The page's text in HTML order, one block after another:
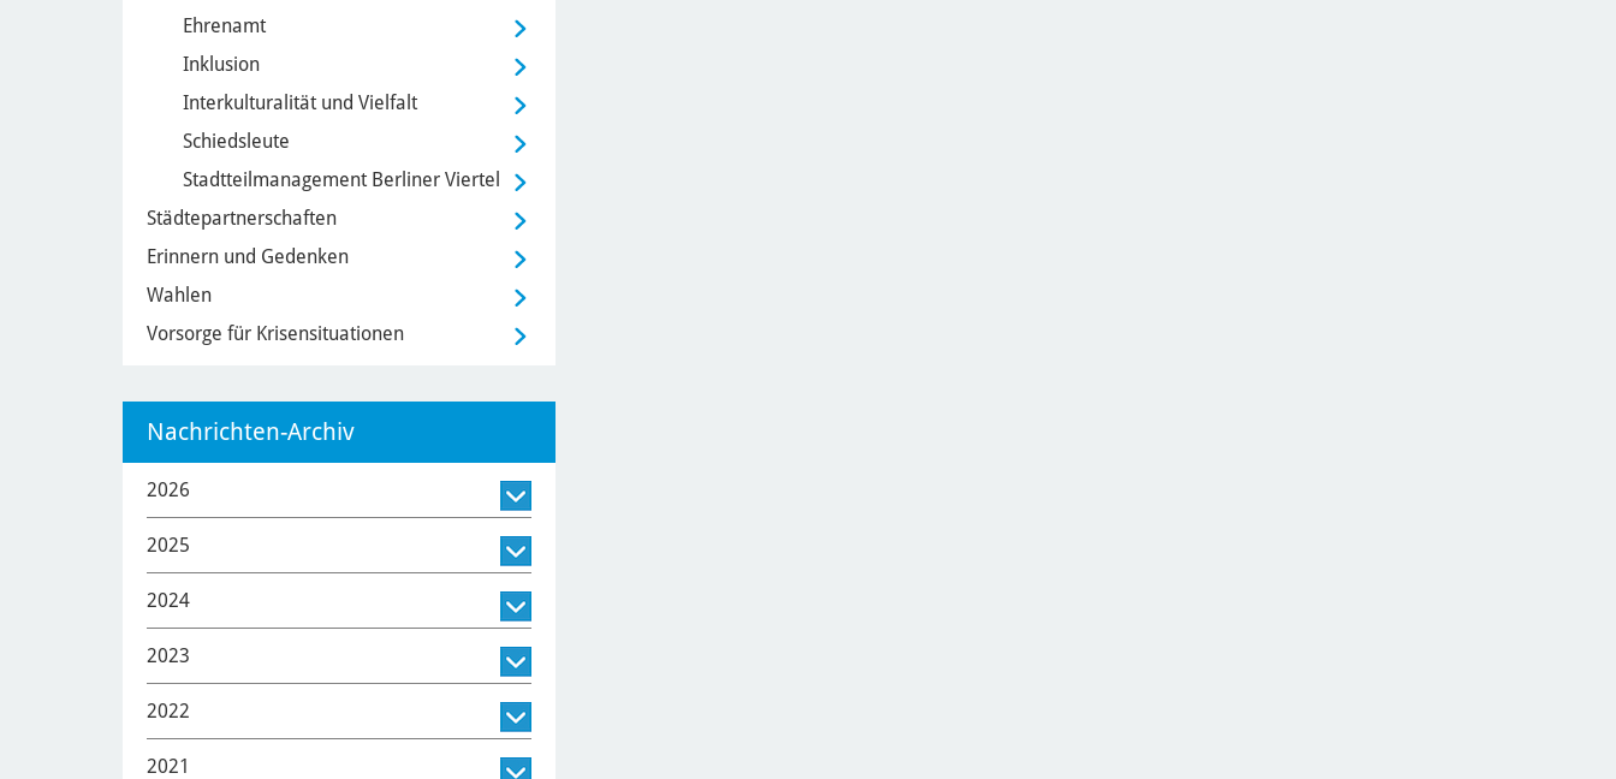
Ehrenamt
Inklusion
Interkulturalität und Vielfalt
Schiedsleute
Stadtteilmanagement Berliner Viertel
Städtepartnerschaften
Erinnern und Gedenken
Wahlen
Vorsorge für Krisensituationen
Nachrichten-Archiv
2026
2025
2024
2023
2022
2021